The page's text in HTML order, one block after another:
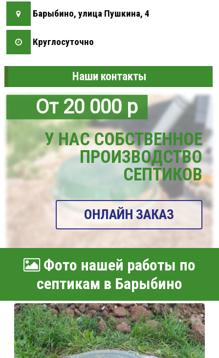
Барыбино, улица Пушкина, 4
Круглосуточно
Наши контакты
От 20 000 р
У НАС СОБСТВЕННОЕ
ПРОИЗВОДСТВО
СЕПТИКОВ
ОНЛАЙН ЗАКАЗ
Фото нашей работы по
септикам в Барыбино